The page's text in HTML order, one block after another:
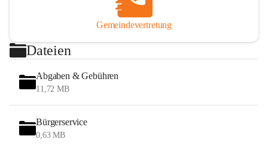
Gemeindevertretung
Dateien
Abgaben & Gebühren
11,72 MB
Bürgerservice
0,63 MB